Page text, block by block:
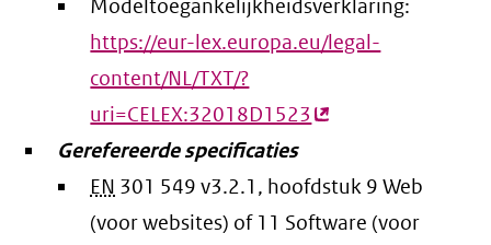
Modeltoegankelijkheidsverklaring:
https://eur-lex.europa.eu/legal-
content/NL/TXT/?
uri=CELEX:32018D1523 (externe
Gerefereerde specificaties
EN 301 549 v3.2.1, hoofdstuk 9 Web
(voor websites) of 11 Software (voor